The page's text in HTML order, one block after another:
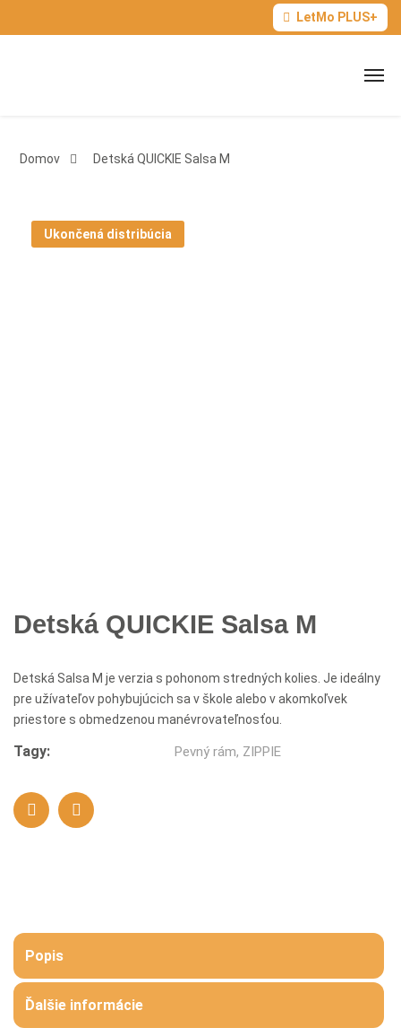
LetMo PLUS+
Domov Detská QUICKIE Salsa M
Ukončená distribúcia
Detská QUICKIE Salsa M
Detská Salsa M je verzia s pohonom stredných kolies. Je ideálny
pre užívateľov pohybujúcich sa v škole alebo v akomkoľvek
priestore s obmedzenou manévrovateľnosťou.
Tagy: Pevný rám, ZIPPIE
Popis
Ďalšie informácie